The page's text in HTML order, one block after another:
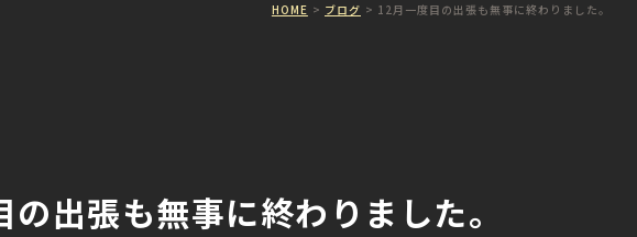
HOME ブログ 12月一度目の出張も無事に終わりました。
出張も無事に終わりました。